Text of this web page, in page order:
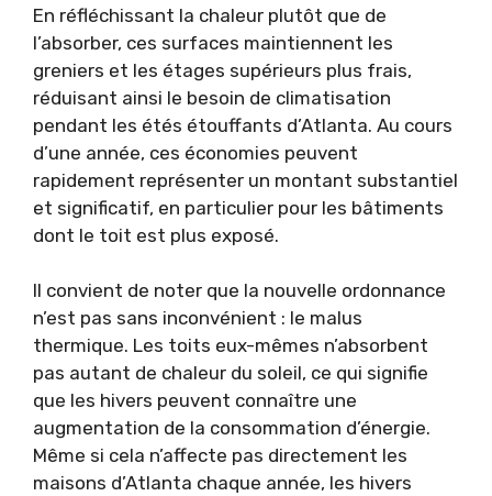
En réfléchissant la chaleur plutôt que de
l’absorber, ces surfaces maintiennent les
greniers et les étages supérieurs plus frais,
réduisant ainsi le besoin de climatisation
pendant les étés étouffants d’Atlanta. Au cours
d’une année, ces économies peuvent
rapidement représenter un montant substantiel
et significatif, en particulier pour les bâtiments
dont le toit est plus exposé.
Il convient de noter que la nouvelle ordonnance
n’est pas sans inconvénient : le malus
thermique. Les toits eux-mêmes n’absorbent
pas autant de chaleur du soleil, ce qui signifie
que les hivers peuvent connaître une
augmentation de la consommation d’énergie.
Même si cela n’affecte pas directement les
maisons d’Atlanta chaque année, les hivers